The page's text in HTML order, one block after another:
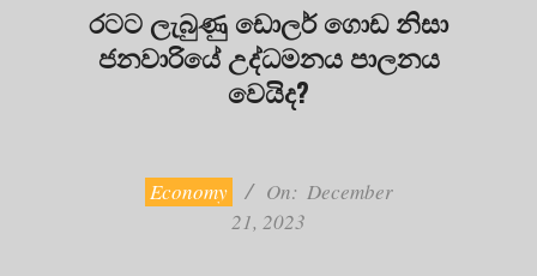
රටට ලැබුණු ඩොලර් ගොඩ නිසා
ජනවාරියේ උද්ධමනය පාලනය
වෙයිද?
Economy On: December
21, 2023